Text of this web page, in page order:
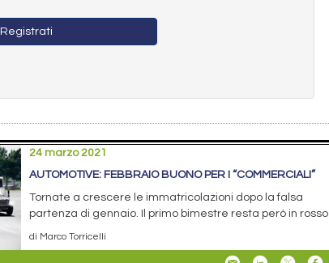
Registrati
24 marzo 2021
AUTOMOTIVE: FEBBRAIO BUONO PER I “COMMERCIALI”
Tornate a crescere le immatricolazioni dopo la falsa
partenza di gennaio. Il primo bimestre resta però in rosso
di Marco Torricelli